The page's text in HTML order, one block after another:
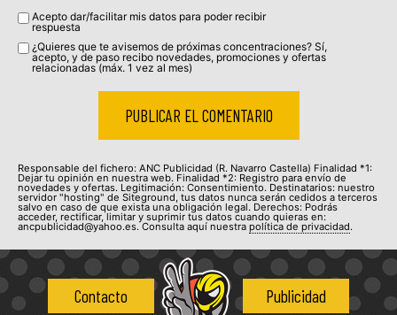
Acepto dar/facilitar mis datos para poder recibir
respuesta
¿Quieres que te avisemos de próximas concentraciones? Sí,
acepto, y de paso recibo novedades, promociones y ofertas
relacionadas (máx. 1 vez al mes)
Responsable del fichero: ANC Publicidad (R. Navarro Castella) Finalidad *1:
Dejar tu opinión en nuestra web. Finalidad *2: Registro para envío de
novedades y ofertas. Legitimación: Consentimiento. Destinatarios: nuestro
servidor "hosting" de Siteground, tus datos nunca serán cedidos a terceros
salvo en caso de que exista una obligación legal. Derechos: Podrás
acceder, rectificar, limitar y suprimir tus datos cuando quieras en:
ancpublicidad@yahoo.es. Consulta aquí nuestra política de privacidad.
Contacto Publicidad